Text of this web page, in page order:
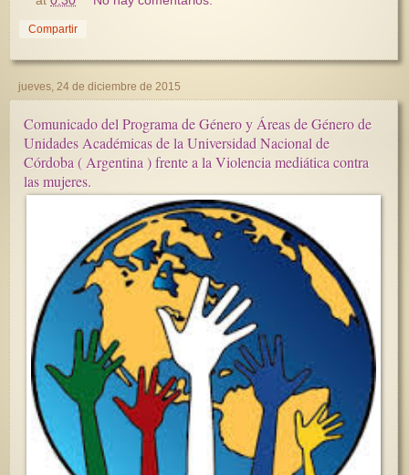
Compartir
jueves, 24 de diciembre de 2015
Comunicado del Programa de Género y Áreas de Género de
Unidades Académicas de la Universidad Nacional de
Córdoba ( Argentina ) frente a la Violencia mediática contra
las mujeres.